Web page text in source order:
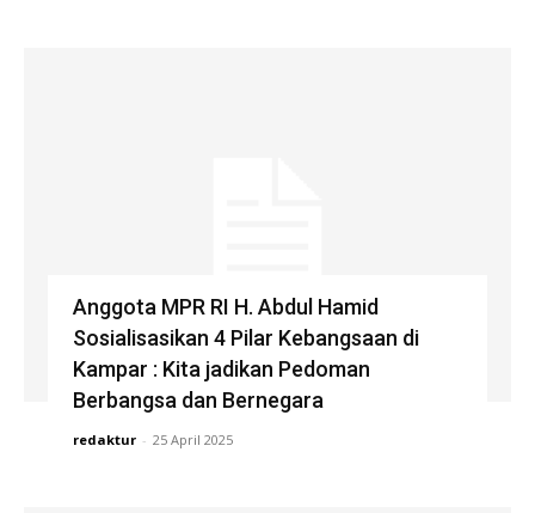
Anggota MPR RI H. Abdul Hamid
Sosialisasikan 4 Pilar Kebangsaan di
Kampar : Kita jadikan Pedoman
Berbangsa dan Bernegara
redaktur - 25 April 2025